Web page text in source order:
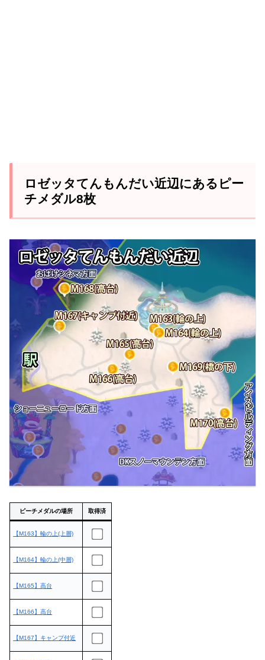
ロゼッタてんもんだい近辺にあるピー
チメダル8枚
ピーチメダルの場所 取得済
【M163】輪の上(上層)
【M164】輪の上(中層)
【M165】高台
【M166】高台
【M167】キャンプ付近